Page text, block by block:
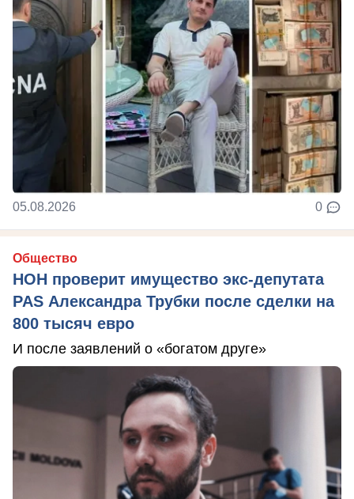
05.08.2026 0
Общество
НОН проверит имущество экс-депутата
PAS Александра Трубки после сделки на
800 тысяч евро
И после заявлений о «богатом друге»